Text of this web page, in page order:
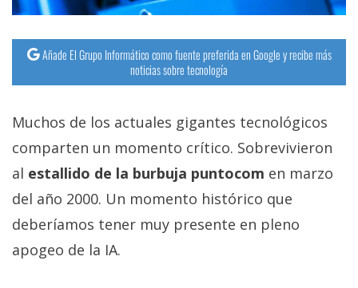
Añade El Grupo Informático como fuente preferida en Google y recibe más
noticias sobre tecnología
Muchos de los actuales gigantes tecnológicos
comparten un momento crítico. Sobrevivieron
al estallido de la burbuja puntocom en marzo
del año 2000. Un momento histórico que
deberíamos tener muy presente en pleno
apogeo de la IA.